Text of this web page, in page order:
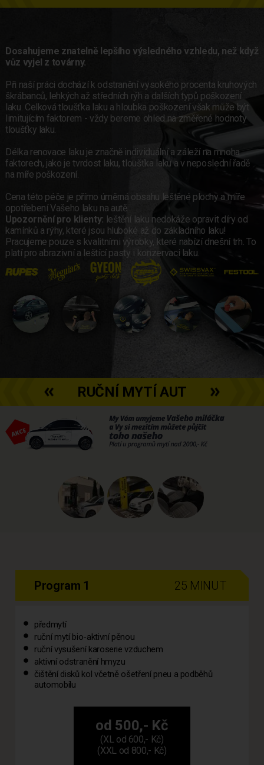
Dosahujeme znatelně lepšího výsledného vzhledu, než když
vůz vyjel z továrny.
Při naší práci dochází k odstranění vysokého procenta kruhových
škrábanců, lehkých až středních rýh a dalších typů poškození
laku. Celková tloušťka laku a hloubka poškození však může být
limitujícím faktorem - vždy bereme ohled na změřené hodnoty
tloušťky laku.
Délka renovace laku je značně individuální a záleží na mnoha
faktorech, jako je tvrdost laku, tloušťka laku a v neposlední řadě
na míře poškození.
Cena této péče je přímo úměrná obsahu leštěné plochy a míře
opotřebení Vašeho laku na autě.
Upozornění pro klienty: leštění laku nedokáže opravit díry od
kamínků a rýhy, které jsou hluboké až do základního laku!
Pracujeme pouze s kvalitními výrobky, které nabízí dnešní trh. To
platí pro abrazivní a leštící pasty i konzervaci laku.
RUČNÍ MYTÍ AUT
Program 1 25 MINUT
předmytí
ruční mytí bio-aktivní pěnou
ruční vysušení karoserie vzduchem
aktivní odstranění hmyzu
čištění disků kol včetně ošetření pneu a podběhů
automobilu
od 500,- Kč
(XL od 600,- Kč)
(XXL od 800,- Kč)